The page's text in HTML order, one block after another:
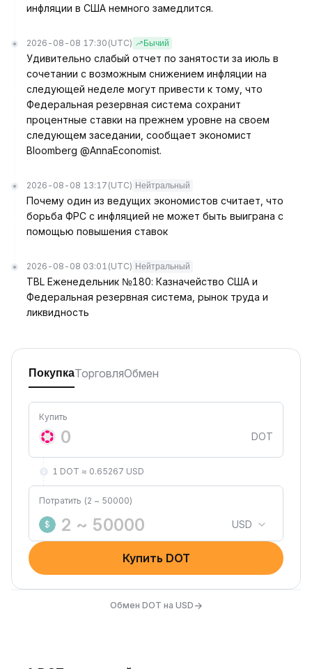
инфляции в США немного замедлится.
2026-08-08 17:30 (UTC) Бычий
Удивительно слабый отчет по занятости за июль в
сочетании с возможным снижением инфляции на
следующей неделе могут привести к тому, что
Федеральная резервная система сохранит
процентные ставки на прежнем уровне на своем
следующем заседании, сообщает экономист
Bloomberg @AnnaEconomist.
2026-08-08 13:17 (UTC) Нейтральный
Почему один из ведущих экономистов считает, что
борьба ФРС с инфляцией не может быть выиграна с
помощью повышения ставок
2026-08-08 03:01 (UTC) Нейтральный
TBL Еженедельник №180: Казначейство США и
Федеральная резервная система, рынок труда и
ликвидность
ПокупкаТорговляОбмен
Купить
DOT
1 DOT ≈ 0.65267 USD
Потратить (2 ~ 50000)
$ USD
Купить DOT
Обмен DOT на USD→